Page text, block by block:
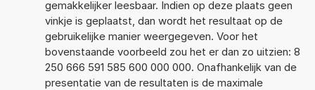
gemakkelijker leesbaar. Indien op deze plaats geen
vinkje is geplaatst, dan wordt het resultaat op de
gebruikelijke manier weergegeven. Voor het
bovenstaande voorbeeld zou het er dan zo uitzien: 8
250 666 591 585 600 000 000. Onafhankelijk van de
presentatie van de resultaten is de maximale